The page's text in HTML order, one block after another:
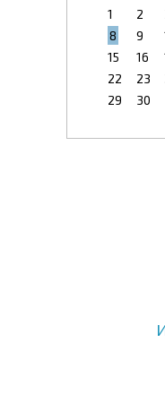
1
2
8
9
15
16
22
23
29
30